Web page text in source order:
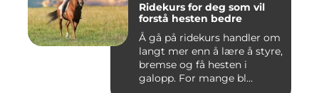
Ridekurs for deg som vil
forstå hesten bedre
Å gå på ridekurs handler om
langt mer enn å lære å styre,
bremse og få hesten i
galopp. For mange bl...